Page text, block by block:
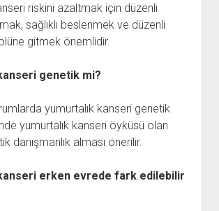
riskini azaltmak için düzenli
sağlıklı beslenmek ve düzenli
gitmek önemlidir.
genetik mi?
yumurtalık kanseri genetik
yumurtalık kanseri öyküsü olan
danışmanlık alması önerilir.
erken evrede fark edilebilir